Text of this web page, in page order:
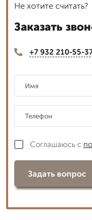
Не хотите считать?
Заказать
+7 932 210-55-
Соглашаюсь с
Задать вопрос